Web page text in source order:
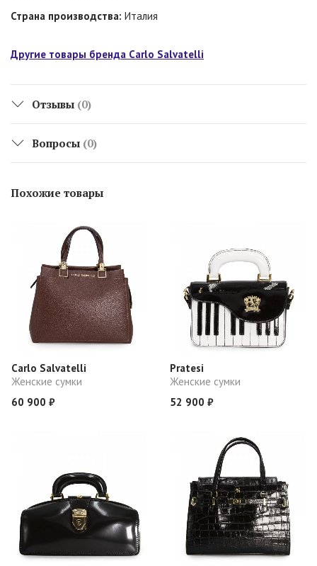
Страна производства: Италия
Другие товары бренда Carlo Salvatelli
Отзывы (0)
Вопросы (0)
Похожие товары
Carlo Salvatelli
Женские сумки
60 900 ₽
Pratesi
Женские сумки
52 900 ₽